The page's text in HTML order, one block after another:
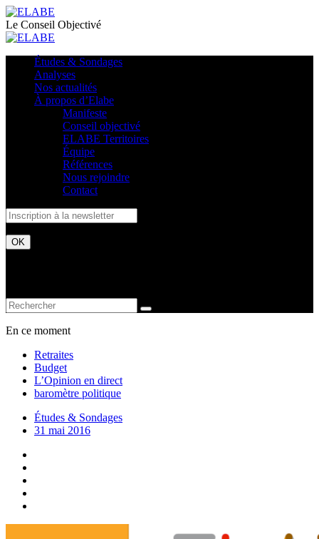
Le Conseil Objectivé
Études & Sondages
Analyses
Nos actualités
À propos d’Elabe
Manifeste
Conseil objectivé
ELABE Territoires
Équipe
Références
Nous rejoindre
Contact
En ce moment
Retraites
Budget
L’Opinion en direct
baromètre politique
Études & Sondages
31 mai 2016